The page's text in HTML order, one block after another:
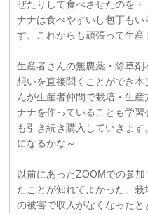
ぜたりして食べさせたのを
ナナは食べやすいし包丁も
す。これからも頑張って生産
生産者さんの無農薬・除草剤
想いを直接聞くことができ
んが生産者仲間で栽培・生
ナナを作っていることも学
も引き続き購入していきま
になるかな～
以前にあったZOOMでの参
たことが知れてよかった。
の被害で収入がなくなった